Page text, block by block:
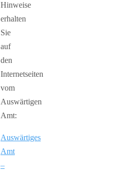
Hinweise
erhalten
Sie
auf
den
Internetseiten
vom
Auswärtigen
Amt:
Auswärtiges
Amt
–